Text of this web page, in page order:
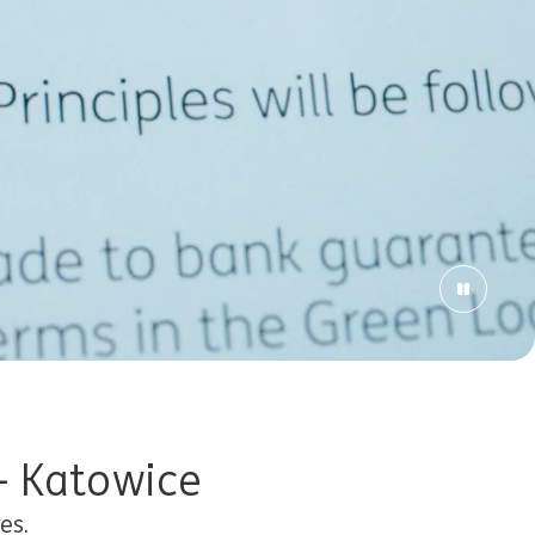
Katowice